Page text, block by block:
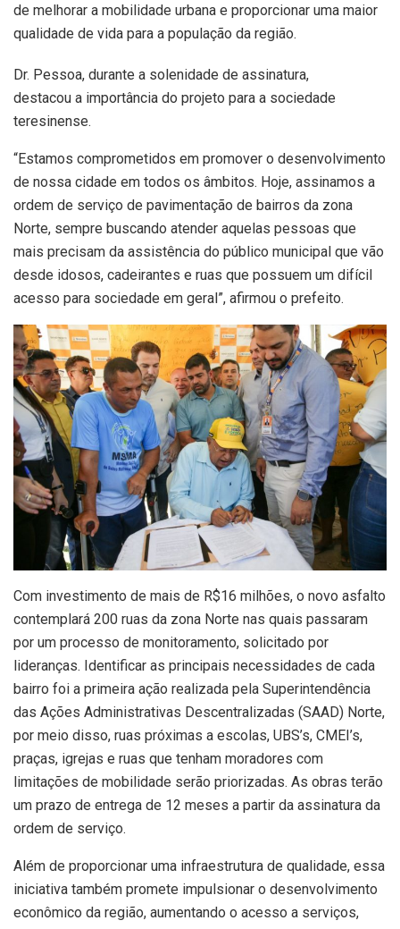
de melhorar a mobilidade urbana e proporcionar uma maior
qualidade de vida para a população da região.
Dr. Pessoa, durante a solenidade de assinatura,
destacou a importância do projeto para a sociedade
teresinense.
“Estamos comprometidos em promover o desenvolvimento
de nossa cidade em todos os âmbitos. Hoje, assinamos a
ordem de serviço de pavimentação de bairros da zona
Norte, sempre buscando atender aquelas pessoas que
mais precisam da assistência do público municipal que vão
desde idosos, cadeirantes e ruas que possuem um difícil
acesso para sociedade em geral”, afirmou o prefeito.
Com investimento de mais de R$16 milhões, o novo asfalto
contemplará 200 ruas da zona Norte nas quais passaram
por um processo de monitoramento, solicitado por
lideranças. Identificar as principais necessidades de cada
bairro foi a primeira ação realizada pela Superintendência
das Ações Administrativas Descentralizadas (SAAD) Norte,
por meio disso, ruas próximas a escolas, UBS’s, CMEI’s,
praças, igrejas e ruas que tenham moradores com
limitações de mobilidade serão priorizadas. As obras terão
um prazo de entrega de 12 meses a partir da assinatura da
ordem de serviço.
Além de proporcionar uma infraestrutura de qualidade, essa
iniciativa também promete impulsionar o desenvolvimento
econômico da região, aumentando o acesso a serviços,